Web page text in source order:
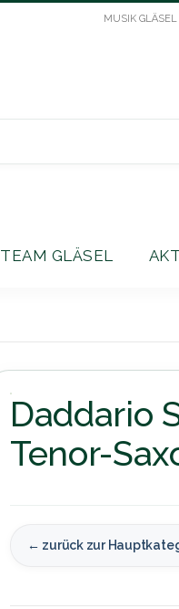
MUSIK GLÄSEL
TEAM GLÄSEL
Daddario
Tenor-
← zurück zur